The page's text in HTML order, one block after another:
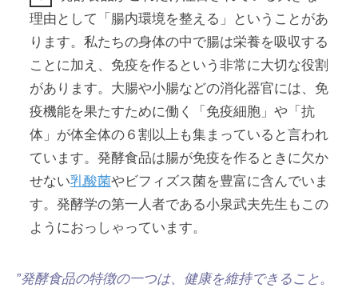
理由として「腸内環境を整える」ということがあ
ります。私たちの身体の中で腸は栄養を吸収する
ことに加え、免疫を作るという非常に大切な役割
があります。大腸や小腸などの消化器官には、免
疫機能を果たすために働く「免疫細胞」や「抗
体」が体全体の６割以上も集まっていると言われ
ています。発酵食品は腸が免疫を作るときに欠か
せない乳酸菌やビフィズス菌を豊富に含んでいま
す。発酵学の第一人者である小泉武夫先生もこの
ようにおっしゃっています。
”発酵食品の特徴の一つは、健康を維持できること。